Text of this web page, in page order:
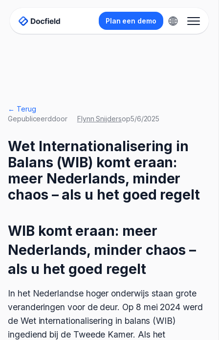
Plan een demo
← Terug
Gepubliceerddoor Flynn Snijdersop5/6/2025
Wet Internationalisering in
Balans (WIB) komt eraan:
meer Nederlands, minder
chaos – als u het goed regelt
WIB komt eraan: meer
Nederlands, minder chaos –
als u het goed regelt
In het Nederlandse hoger onderwijs staan grote
veranderingen voor de deur. Op 8 mei 2024 werd
de Wet internationalisering in balans (WIB)
ingediend bij de Tweede Kamer. Als het